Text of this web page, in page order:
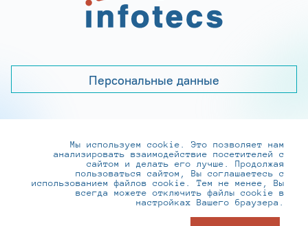
Персональные данные
+7 (495) 737-6192, 8-800-250-0-260
practice@infotecs.ru,hr@infotecs.ru
127273, г. Москва, Отрадная ул., 2Б строение 1
Мы используем cookie. Это позволяет нам
анализировать взаимодействие посетителей с
сайтом и делать его лучше. Продолжая
пользоваться сайтом, Вы соглашаетесь с
использованием файлов cookie. Тем не менее, Вы
всегда можете отключить файлы cookie в
настройках Вашего браузера.